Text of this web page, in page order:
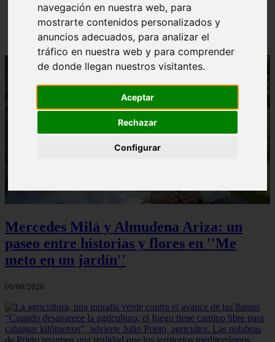
navegación en nuestra web, para
mostrarte contenidos personalizados y
anuncios adecuados, para analizar el
tráfico en nuestra web y para comprender
de donde llegan nuestros visitantes.
Aceptar
Rechazar
Configurar
Mercedes Milá y Almudena Ariza: un
paseo entre historias y flores en ''Me
meto en un jardín''
06/08/2026